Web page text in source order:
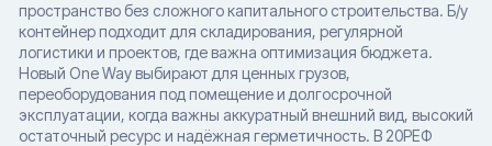
пространство без сложного капитального строительства. Б/у
контейнер подходит для складирования, регулярной
логистики и проектов, где важна оптимизация бюджета.
Новый One Way выбирают для ценных грузов,
переоборудования под помещение и долгосрочной
эксплуатации, когда важны аккуратный внешний вид, высокий
остаточный ресурс и надёжная герметичность. В 20РЕФ